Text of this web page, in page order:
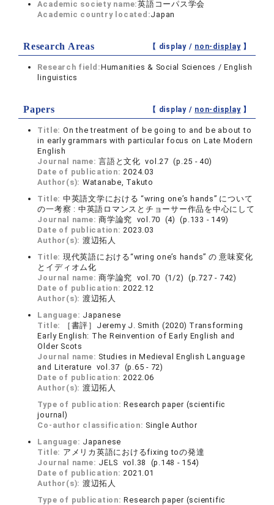
Academic society name:英語コーパス学会
Academic country located:Japan
Research Areas 【 display / non-display】
Research field:Humanities & Social Sciences / English
linguistics
Papers 【 display / non-display】
Title: On the treatment of be going to and be about to
in early grammars with particular focus on Late Modern
English
Journal name:言語と文化 vol.27 (p.25 - 40)
Date of publication:2024.03
Author(s): Watanabe, Takuto
Title: 中英語文学における “wring one’s hands” について
の一考察 : 中英語ロマンスとチョーサー作品を中心にして
Journal name:商学論究 vol.70 (4) (p.133 - 149)
Date of publication:2023.03
Author(s): 渡辺拓人
Title: 現代英語における“wring one’s hands” の 意味変化
とイディオム化
Journal name:商学論究 vol.70 (1/2) (p.727 - 742)
Date of publication:2022.12
Author(s): 渡辺拓人
Language: Japanese
Title:
［書評］Jeremy J. Smith (2020) Transforming
Early English: The Reinvention of Early English and
Older Scots
Journal name: Studies in Medieval English Language
and Literature vol.37 (p.65 - 72)
Date of publication:2022.06
Author(s): 渡辺拓人
Type of publication:Research paper (scientific
journal)
Co-author classification: Single Author
Language: Japanese
Title: アメリカ英語におけるfixing toの発達
Journal name: JELS vol.38 (p.148 - 154)
Date of publication:2021.01
Author(s): 渡辺拓人
Type of publication:Research paper (scientific